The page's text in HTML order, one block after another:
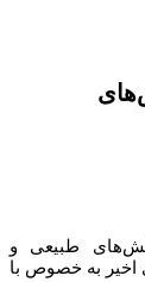
طبیعی و
اخیر به خصوص با